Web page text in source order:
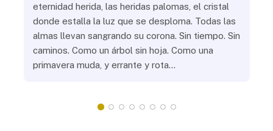
eternidad herida, las heridas palomas, el cristal
donde estalla la luz que se desploma. Todas las
almas llevan sangrando su corona. Sin tiempo. Sin
caminos. Como un árbol sin hoja. Como una
primavera muda, y errante y rota…